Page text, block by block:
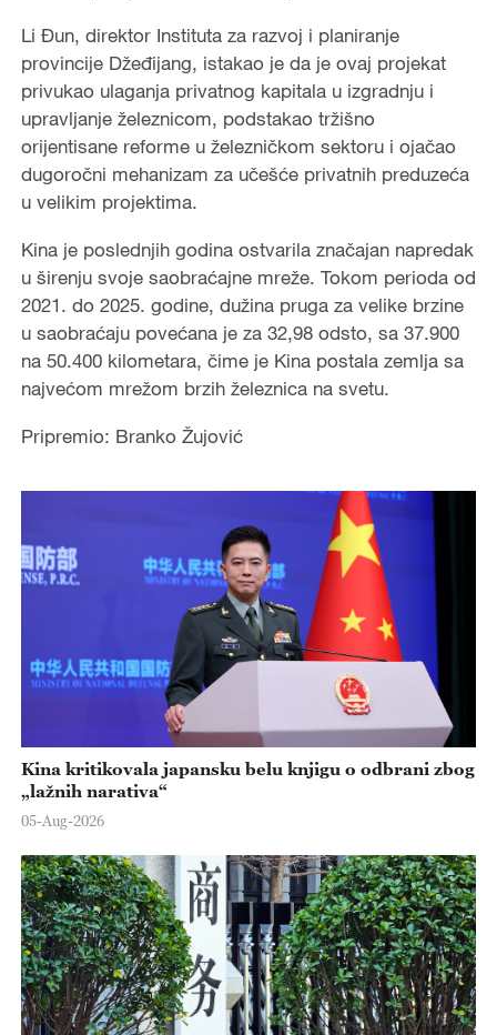
Li Đun, direktor Instituta za razvoj i planiranje
provincije Džeđijang, istakao je da je ovaj projekat
privukao ulaganja privatnog kapitala u izgradnju i
upravljanje železnicom, podstakao tržišno
orijentisane reforme u železničkom sektoru i ojačao
dugoročni mehanizam za učešće privatnih preduzeća
u velikim projektima.
Kina je poslednjih godina ostvarila značajan napredak
u širenju svoje saobraćajne mreže. Tokom perioda od
2021. do 2025. godine, dužina pruga za velike brzine
u saobraćaju povećana je za 32,98 odsto, sa 37.900
na 50.400 kilometara, čime je Kina postala zemlja sa
najvećom mrežom brzih železnica na svetu.
Pripremio: Branko Žujović
Kina kritikovala japansku belu knjigu o odbrani zbog
„lažnih narativa“
05-Aug-2026